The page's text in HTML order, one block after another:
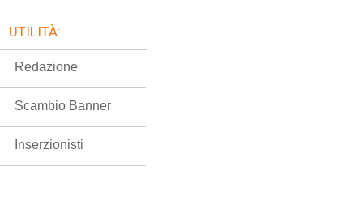
UTILITÀ:
Redazione
Scambio Banner
Inserzionisti